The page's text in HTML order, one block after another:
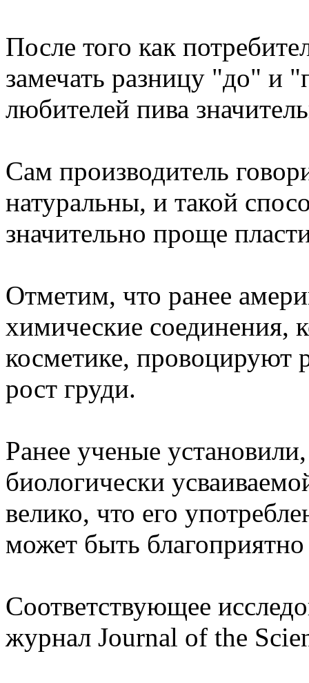
После того как
замечать разницу "до" и
любителей пива
Сам производитель
натуральны, и такой
значительно проще
Отметим, что ранее
химические соединения,
косметике, провоцируют
рост груди.
Ранее ученые
биологически
велико, что его
может быть благоприятно
Соответствующее
журнал Journal of the